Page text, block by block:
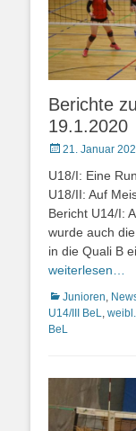
Berichte
19.1.2020
Posted
21. Januar
U18/I: Eine
U18/II: Auf
Bericht U14/I:
wurde auch
in die Quali B
weiterlesen…
Kategorien
Junioren,
U14/III BeL,
BeL